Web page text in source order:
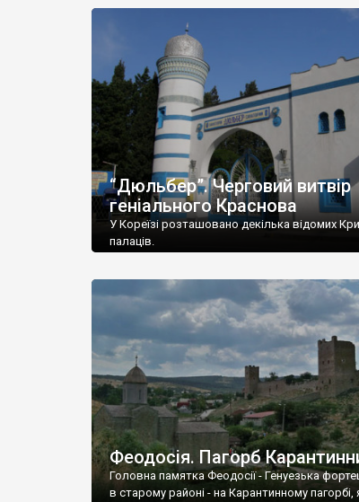
“Дюльбер”. Черговий витвір
геніального Краснова
У Кореїзі розташовано декілька відомих
палаців.
Феодосія. Пагорб
Головна памятка Феодосії - Генуезька
в старому районі - на Карантинному пагорбі,